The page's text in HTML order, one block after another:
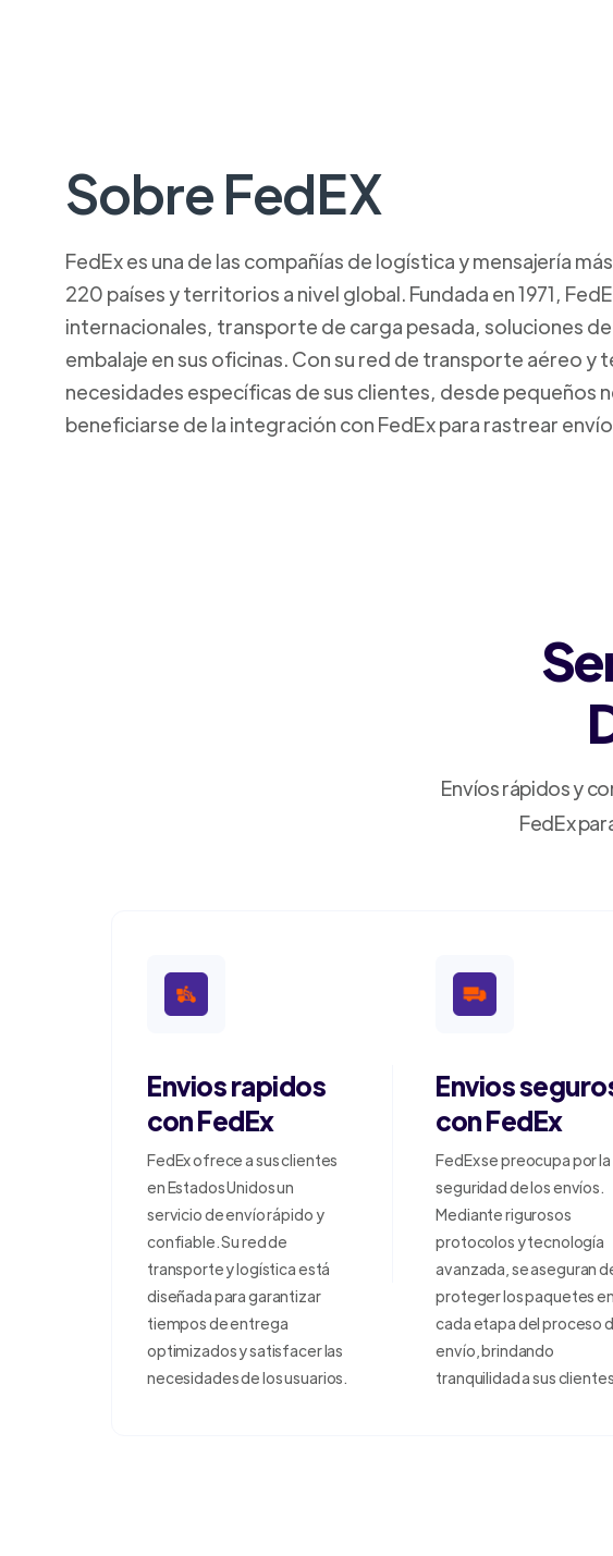
Sobre FedEX
FedEx es una de las compañías de logística y mensajería
220 países y territorios a nivel global. Fundada en 1971,
internacionales, transporte de carga pesada, soluciones
embalaje en sus oficinas. Con su red de transporte aéreo
necesidades específicas de sus clientes, desde pequeños
beneficiarse de la integración con FedEx para rastrear
Envíos rápidos y
FedEx
Envios rapidos
con FedEx
FedEx ofrece a sus clientes
en Estados Unidos un
servicio de envío rápido y
confiable. Su red de
transporte y logística está
diseñada para garantizar
tiempos de entrega
optimizados y satisfacer las
necesidades de los usuarios.
Envios
con FedEx
FedEx se preocupa por la
seguridad de los envíos.
Mediante rigurosos
protocolos y tecnología
avanzada, se aseguran
proteger los paquetes en
cada etapa del proceso
envío, brindando
tranquilidad a sus